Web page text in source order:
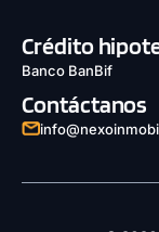
Crédito
Banco BanBif
Contáctanos